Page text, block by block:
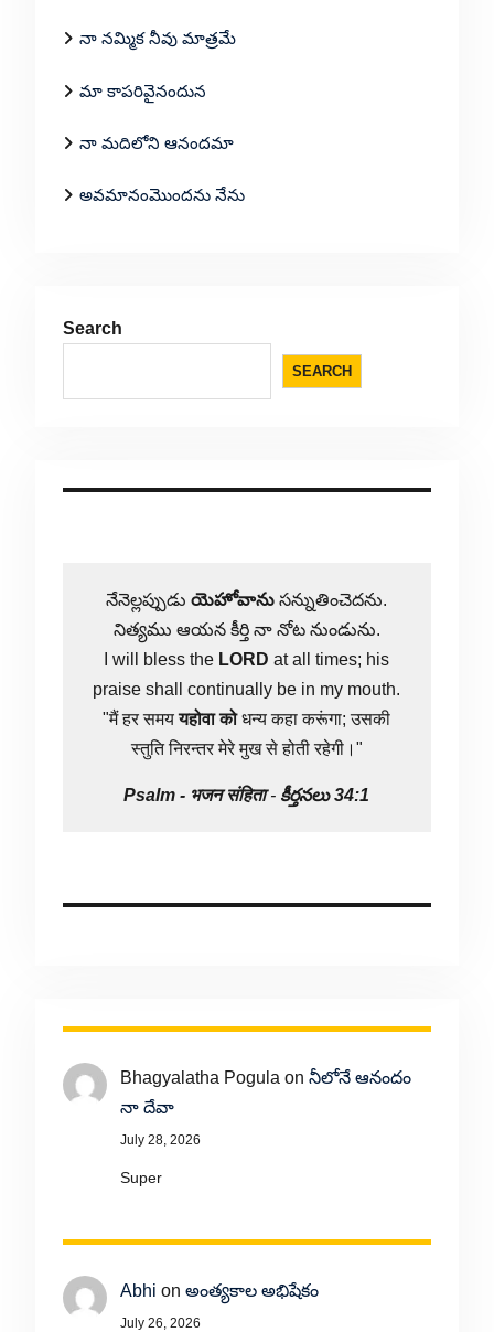
నా నమ్మిక నీవు మాత్రమే
మా కాపరివైనందున
నా మదిలోని ఆనందమా
అవమానంమొందను నేను
Search
SEARCH
నేనెల్లప్పుడుయెహోవాను సన్నుతించెదను.
నిత్యము ఆయన కీర్తి నా నోట నుండును.
I will bless the LORD at all times; his
praise shall continually be in my mouth.
"मैं हर समययहोवा कोधन्य कहा करूंगा; उसकी
स्तुति निरन्तर मेरे मुख से होती रहेगी।"
Psalm - भजन संहिता- కీర్తనలు 34:1
Bhagyalatha Pogula on నీలోనే ఆనందం
నా దేవా
July 28, 2026
Super
Abhi on అంత్యకాల అభిషేకం
July 26, 2026